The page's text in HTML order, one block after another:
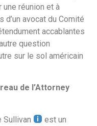
réunion et à
avocat du Comité
accablantes
question
sur le sol américain
de l’Attorney
Sullivan
est un